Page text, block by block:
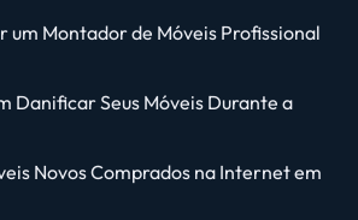
um Montador de Móveis Profissional
Danificar Seus Móveis Durante a
Novos Comprados na Internet em